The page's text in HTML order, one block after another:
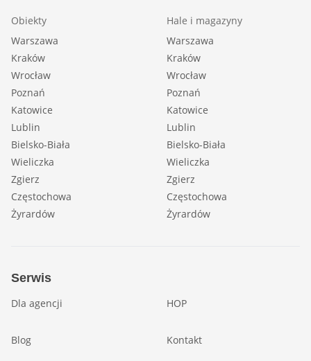
Obiekty
Warszawa
Kraków
Wrocław
Poznań
Katowice
Lublin
Bielsko-Biała
Wieliczka
Zgierz
Częstochowa
Żyrardów
Hale i magazyny
Warszawa
Kraków
Wrocław
Poznań
Katowice
Lublin
Bielsko-Biała
Wieliczka
Zgierz
Częstochowa
Żyrardów
Serwis
Dla agencji HOP
Blog Kontakt